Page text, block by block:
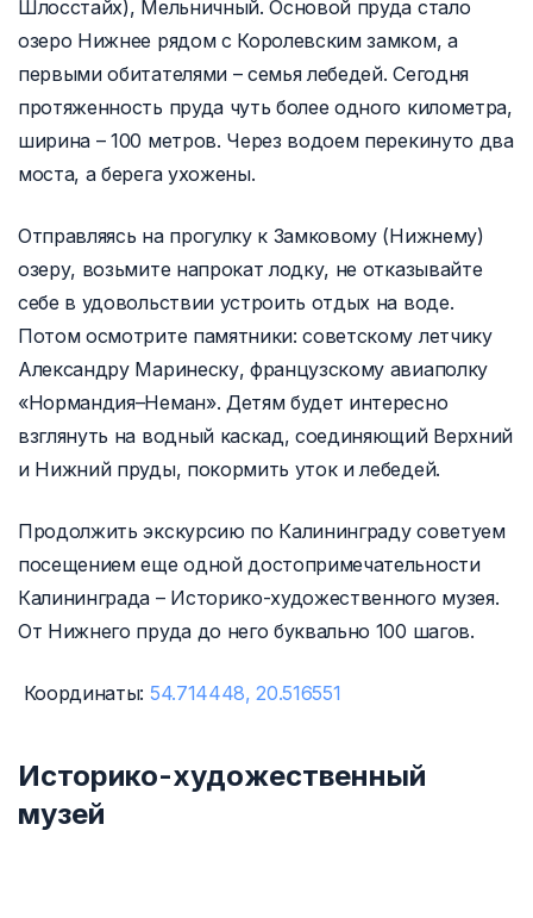
Шлосстайх), Мельничный. Основой пруда стало
озеро Нижнее рядом с Королевским замком, а
первыми обитателями – семья лебедей. Сегодня
протяженность пруда чуть более одного километра,
ширина – 100 метров. Через водоем перекинуто два
моста, а берега ухожены.
Отправляясь на прогулку к Замковому (Нижнему)
озеру, возьмите напрокат лодку, не отказывайте
себе в удовольствии устроить отдых на воде.
Потом осмотрите памятники: советскому летчику
Александру Маринеску, французскому авиаполку
«Нормандия–Неман». Детям будет интересно
взглянуть на водный каскад, соединяющий Верхний
и Нижний пруды, покормить уток и лебедей.
Продолжить экскурсию по Калининграду советуем
посещением еще одной достопримечательности
Калининграда – Историко-художественного музея.
От Нижнего пруда до него буквально 100 шагов.
Координаты: 54.714448, 20.516551
Историко-художественный
музей